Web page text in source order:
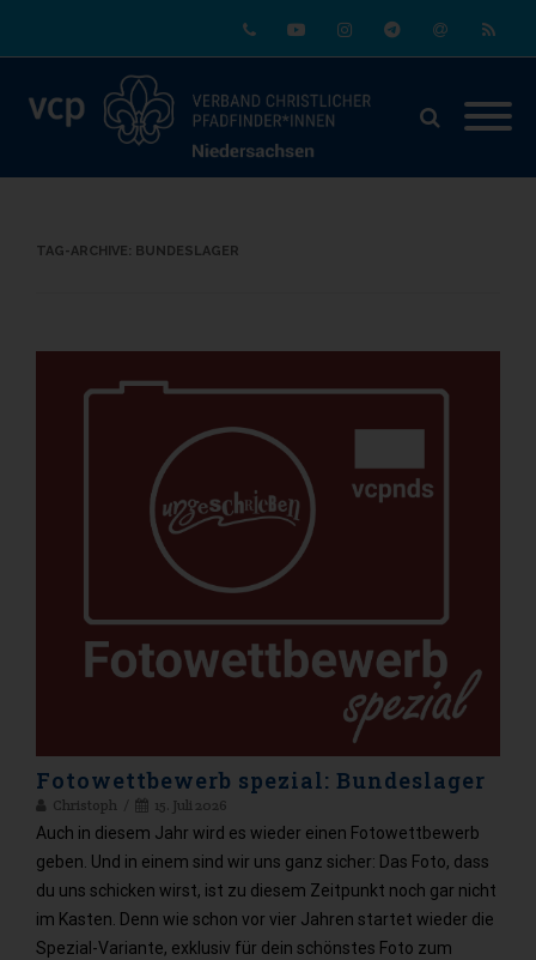
TAG-ARCHIVE: BUNDESLAGER
Fotowettbewerb spezial: Bundeslager
Christoph 15. Juli 2026
Auch in diesem Jahr wird es wieder einen Fotowettbewerb
geben. Und in einem sind wir uns ganz sicher: Das Foto, dass
du uns schicken wirst, ist zu diesem Zeitpunkt noch gar nicht
im Kasten. Denn wie schon vor vier Jahren startet wieder die
Spezial-Variante, exklusiv für dein schönstes Foto zum